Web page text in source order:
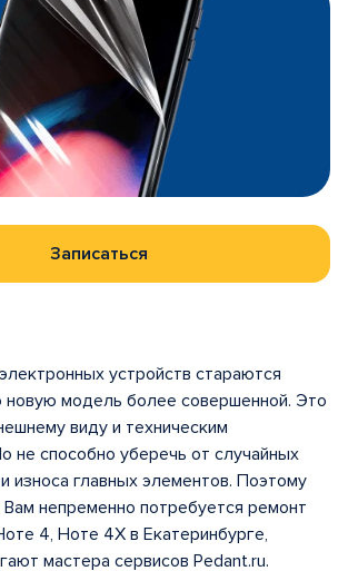
Записаться
устройств стараются
модель более совершенной. Это
виду и техническим
не способно уберечь от случайных
износа главных элементов. Поэтому
непременно потребуется ремонт
4, Ноте 4Х в Екатеринбурге,
мастера сервисов Pedant.ru.